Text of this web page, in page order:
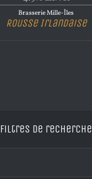
Brasserie Mille-Îles
Rousse Irlandaise
Filtres de recherche